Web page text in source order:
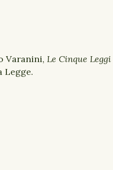
Varanini, Le Cinque
Legge.